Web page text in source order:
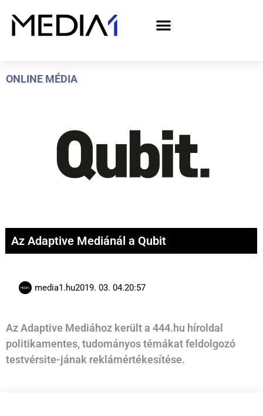
ONLINE MÉDIA
Az Adaptive Mediánál a Qubit
media1.hu2019. 03. 04.20:57
Az Adaptive Mediához került a 444.hu híroldal
politikamentes, tudományos témákat feldolgozó
testvérsite-jának reklámértékesítése.